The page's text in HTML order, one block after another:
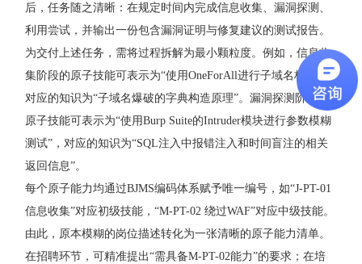
后，任务随之清晰：在规定时间内完成信息收集、漏洞探测、
利用尝试，并输出一份包含漏洞证明与修复建议的测试报告。
为交付上述任务，需将过程拆解为最小颗粒度。例如，信息收
集阶段的原子技能可表示为“使用OneForAll进行子域名枚举”，
对应的知识为“子域名爆破的字典构造原理”。漏洞探测阶段的
原子技能可表示为“使用Burp Suite的Intruder模块进行参数模糊
测试”，对应的知识为“SQL注入中报错注入和时间盲注的相关
返回信息”。
每个原子能力均通过BJMS编码体系赋予唯一编号，如“J-PT-01
信息收集”对应初级技能，“M-PT-02 绕过WAF”对应中级技能。
由此，原本模糊的岗位描述转化为一张清晰的原子能力清单。
在招聘环节，可精准提出“需具备M-PT-02能力”的要求；在培